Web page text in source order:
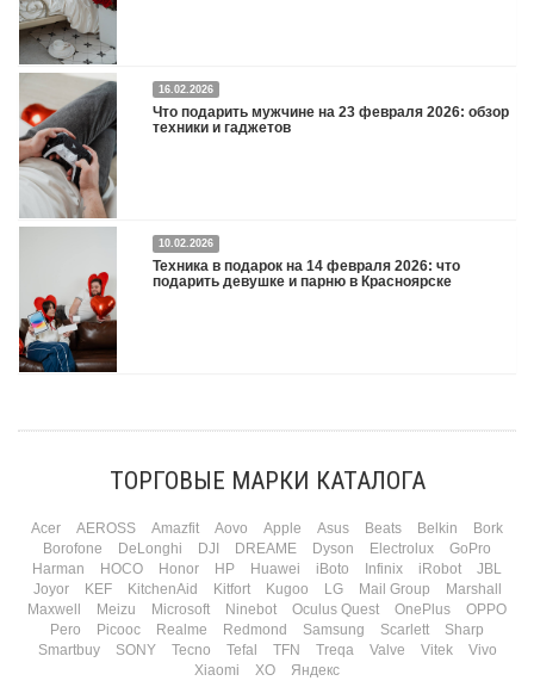
Что подарить на 8 марта 2026: техника для женщин
16.02.2026
Что подарить мужчине на 23 февраля 2026: обзор
техники и гаджетов
Двадцать третье февраля — праздник, на который мужчины делают вид, что им
все равно. А потом три дня рассказывают коллегам, какую колонку / приставку /
камеру им подарили. Не верьте словам — верьте глазам, которые загораются
при виде новой коробки.
10.02.2026
Техника в подарок на 14 февраля 2026: что
подарить девушке и парню в Красноярске
марта — контрольный выстрел по кошельку. Начнем с первого — потому что он
ТОРГОВЫЕ МАРКИ КАТАЛОГА
Acer AEROSS Amazfit Aovo Apple Asus Beats Belkin
Bork
Borofone
DeLonghi DJI DREAME Dyson Electrolux
GoPro
Harman
HOCO Honor HP Huawei iBoto Infinix iRobot
JBL
Joyor
KEF KitchenAid Kitfort Kugoo LG Mail Group
Marshall
Maxwell
Meizu Microsoft Ninebot Oculus Quest OnePlus
OPPO
Pero
Picooc Realme Redmond Samsung Scarlett
Sharp
Smartbuy
SONY Tecno Tefal TFN Treqa Valve Vitek
Vivo
Xiaomi
XO Яндекс